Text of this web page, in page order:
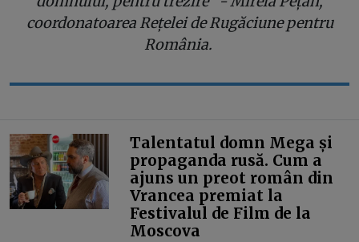
coordonatoarea Rețelei de Rugăciune pentru
România.
Talentatul domn Mega și
propaganda rusă. Cum a
ajuns un preot român din
Vrancea premiat la
Festivalul de Film de la
Moscova